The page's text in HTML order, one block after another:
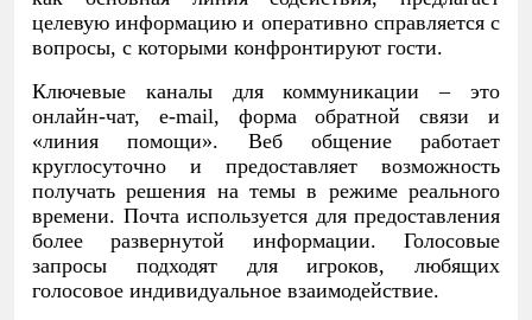
целевую информацию и оперативно справляется с
вопросы, с которыми конфронтируют гости.
Ключевые каналы для коммуникации – это
онлайн-чат, e-mail, форма обратной связи и
«линия помощи». Веб общение работает
круглосуточно и предоставляет возможность
получать решения на темы в режиме реального
времени. Почта используется для предоставления
более развернутой информации. Голосовые
запросы подходят для игроков, любящих
голосовое индивидуальное взаимодействие.